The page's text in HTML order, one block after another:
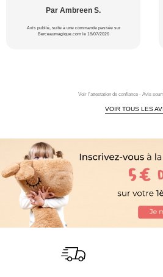
Par Ambreen S.
Avis publié, suite à une commande passée sur
Berceaumagique.com le 18/07/2026
Voir l'attestation de confiance - Avis
VOIR TOUS LES